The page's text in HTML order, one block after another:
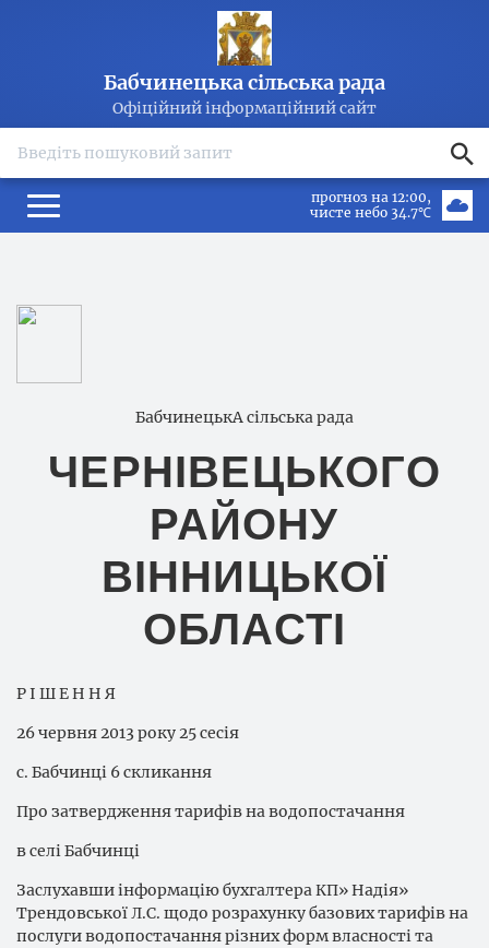
Бабчинецька сільська рада
Офіційний інформаційний сайт
прогноз на 12:00
чисте небо 34.7℃
БабчинецькА сільська рада
ЧЕРНІВЕЦЬКОГО
РАЙОНУ
ВІННИЦЬКОЇ
ОБЛАСТІ
Р І Ш Е Н Н Я
26 червня 2013 року 25 сесія
с. Бабчинці 6 скликання
Про затвердження тарифів на водопостачання
в селі Бабчинці
Заслухавши інформацію бухгалтера КП» Надія»
Трендовської Л.С. щодо розрахунку базових тарифів на
послуги водопостачання різних форм власності та